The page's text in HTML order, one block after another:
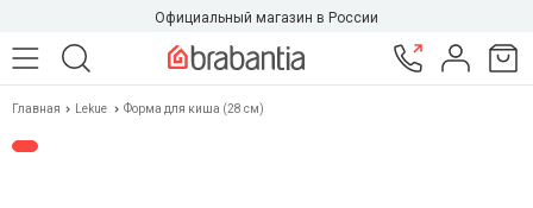
Официальный магазин в России
Главная Lekue Форма для киша (28 см)